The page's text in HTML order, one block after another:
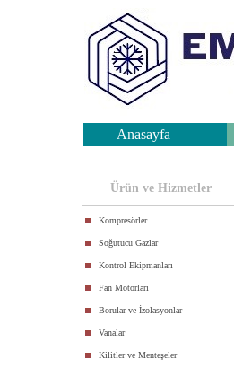
Anasayfa
Ürün ve Hizmetler
Kompresörler
Soğutucu Gazlar
Kontrol Ekipmanları
Fan Motorları
Borular ve İzolasyonlar
Vanalar
Kilitler ve Menteşeler